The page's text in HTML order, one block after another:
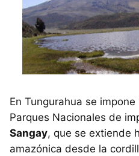
En Tungurahua se
Parques Nacionales de
Sangay, que se extiende
amazónica desde la